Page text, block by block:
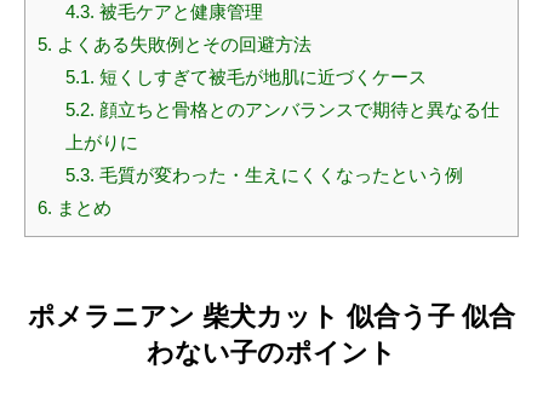
4.3. 被毛ケアと健康管理
5. よくある失敗例とその回避方法
5.1. 短くしすぎて被毛が地肌に近づくケース
5.2. 顔立ちと骨格とのアンバランスで期待と異なる仕
上がりに
5.3. 毛質が変わった・生えにくくなったという例
6. まとめ
ポメラニアン 柴犬カット 似合う子 似合
わない子のポイント